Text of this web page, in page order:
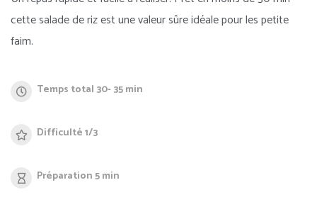
cette salade de riz est une valeur sûre idéale pour les petite
faim.
Temps total 30- 35 min
Difficulté 1/3
Préparation 5 min